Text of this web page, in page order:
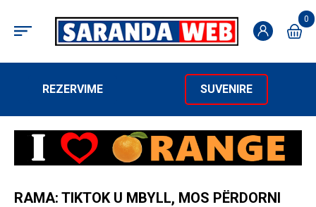
0
REZERVIME SUVENIRE
RAMA: TIKTOK U MBYLL, MOS PËRDORNI